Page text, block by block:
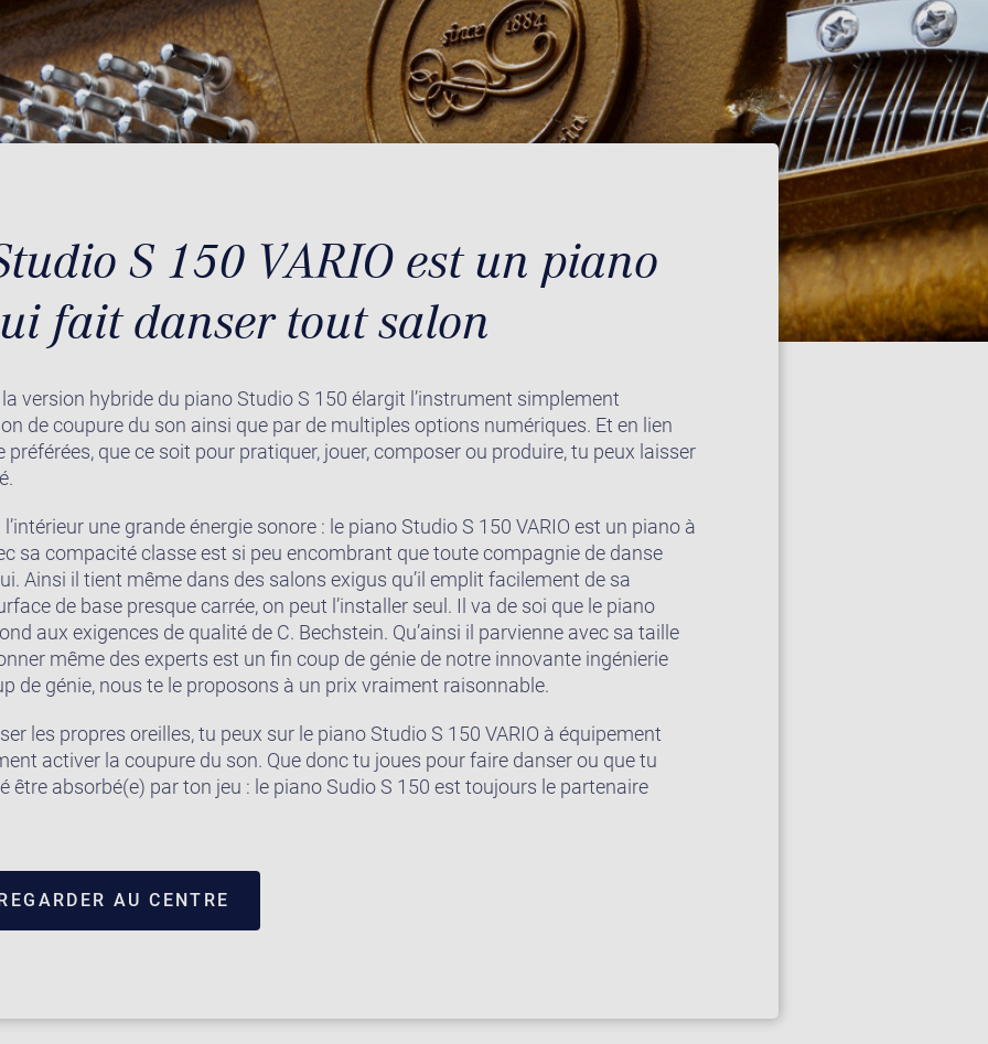
S 150 VARIO est un piano
fait danser tout salon
la version hybride du piano Studio S 150 élargit l’instrument simplement
de coupure du son ainsi que par de multiples options numériques. Et en lien
que ce soit pour pratiquer, jouer, composer ou produire, tu peux laisser
l’intérieur une grande énergie sonore : le piano Studio S 150 VARIO est un piano à
sa compacité classe est si peu encombrant que toute compagnie de danse
Ainsi il tient même dans des salons exigus qu’il emplit facilement de sa
de base presque carrée, on peut l’installer seul. Il va de soi que le piano
aux exigences de qualité de C. Bechstein. Qu’ainsi il parvienne avec sa taille
même des experts est un fin coup de génie de notre innovante ingénierie
de génie, nous te le proposons à un prix vraiment raisonnable.
les propres oreilles, tu peux sur le piano Studio S 150 VARIO à équipement
activer la coupure du son. Que donc tu joues pour faire danser ou que tu
être absorbé(e) par ton jeu : le piano Sudio S 150 est toujours le partenaire
AU CENTRE